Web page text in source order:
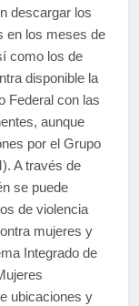
descargar los
en los meses de
como los de
disponible la
Federal con las
aunque
por el Grupo
A través de
se puede
de violencia
mujeres y
Integrado de
ubicaciones y